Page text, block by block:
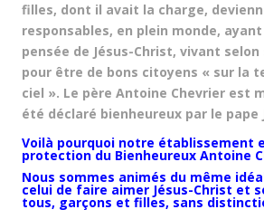
filles, dont il avait la charge,
responsables, en plein monde,
pensée de Jésus-Christ, vivant
pour être de bons citoyens « sur la
ciel ». Le père Antoine Chevrier est
été déclaré bienheureux par le pape
Voilà pourquoi notre établissement
protection du Bienheureux Antoine
Nous sommes animés du même
celui de faire aimer Jésus-Christ et
tous, garçons et filles, sans